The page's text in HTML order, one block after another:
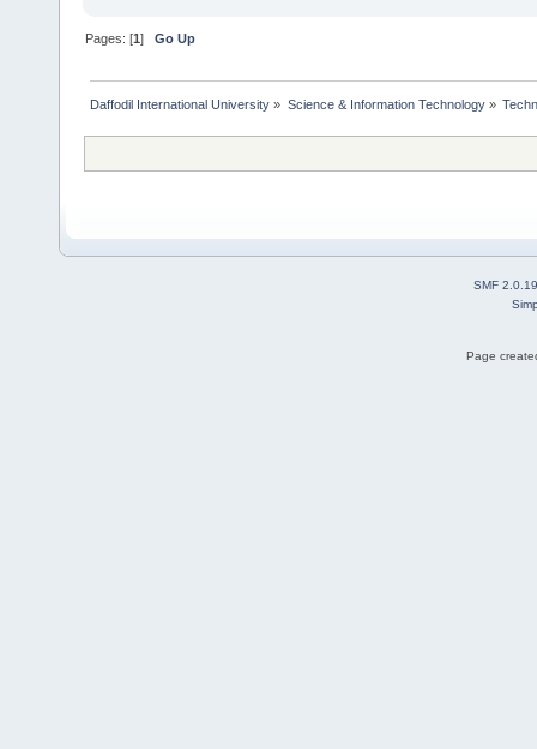
Pages: [1]Go Up
Daffodil International University » Science & Information Technology»
SMF 2.0.19
Page